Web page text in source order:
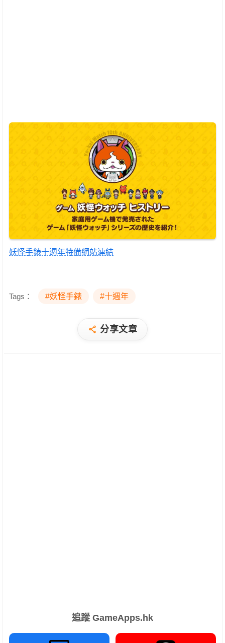
妖怪手錶十週年特備網站連結
Tags： #妖怪手錶 #十週年
分享文章
追蹤 GameApps.hk